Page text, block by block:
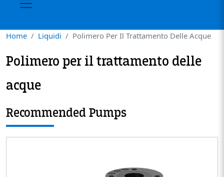
Home Liquidi Polimero Per Il Trattamento Delle Acque
Polimero per il trattamento delle
acque
Recommended Pumps